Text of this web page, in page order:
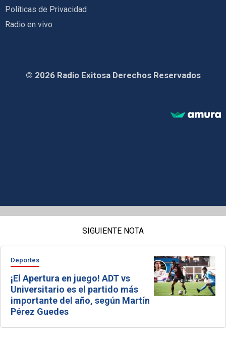
Políticas de Privacidad
Radio en vivo
© 2026 Radio Exitosa Derechos Reservados
SIGUIENTE NOTA
Deportes
¡El Apertura en juego! ADT vs
Universitario es el partido más
importante del año, según Martín
Pérez Guedes